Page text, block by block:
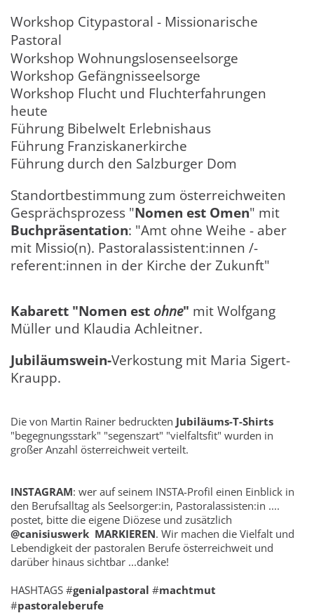
Workshop Citypastoral - Missionarische
Pastoral
Workshop Wohnungslosenseelsorge
Workshop Gefängnisseelsorge
Workshop Flucht und Fluchterfahrungen
heute
Führung Bibelwelt Erlebnishaus
Führung Franziskanerkirche
Führung durch den Salzburger Dom
Standortbestimmung zum österreichweiten
Gesprächsprozess "Nomen est Omen" mit
Buchpräsentation: "Amt ohne Weihe - aber
mit Missio(n). Pastoralassistent:innen /-
referent:innen in der Kirche der Zukunft"
Kabarett "Nomen est ohne" mit Wolfgang
Müller und Klaudia Achleitner.
Jubiläumswein-Verkostung mit Maria Sigert-
Kraupp.
Die von Martin Rainer bedruckten Jubiläums-T-Shirts
"begegnungsstark" "segenszart" "vielfaltsfit" wurden in
großer Anzahl österreichweit verteilt.
INSTAGRAM: wer auf seinem INSTA-Profil einen Einblick in
den Berufsalltag als Seelsorger:in, Pastoralassisten:in ....
postet, bitte die eigene Diözese und zusätzlich
@canisiuswerk MARKIEREN. Wir machen die Vielfalt und
Lebendigkeit der pastoralen Berufe österreichweit und
darüber hinaus sichtbar ...danke!
HASHTAGS #genialpastoral #machtmut
#pastoraleberufe